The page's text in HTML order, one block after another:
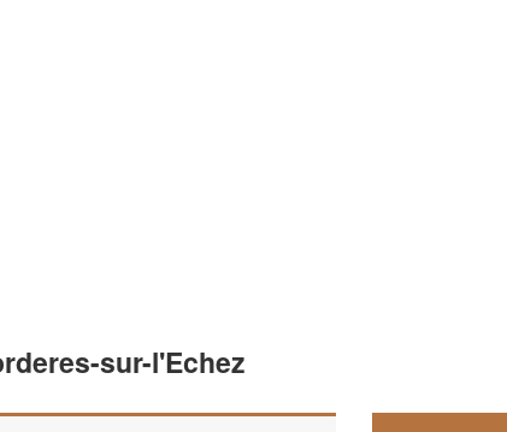
sur-l'Echez